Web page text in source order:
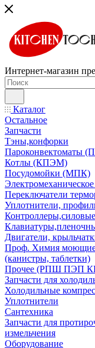
Интернет-магазин
Каталог
Остальное
Запчасти
Тэны,конфорки
Пароконвектоматы
Котлы (КПЭМ)
Посудомойки (МПК)
Переключатели
Уплотнители,
Двигатели,
Проф. Химия моющие
(канистры, таблетки)
Прочее (РПШ ПЭП
Запчасти для
Холодильные
Уплотнители
Сантехника
Запчасти для
измельчения
Оборудование